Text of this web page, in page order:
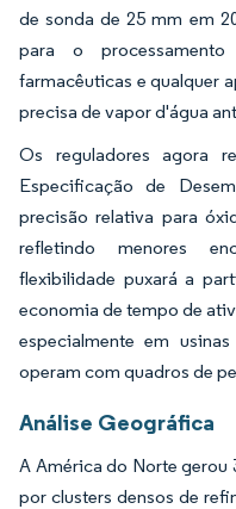
de sonda de 25 mm em
para o
farmacêuticas e qualquer
precisa de vapor d'água
Os reguladores agora
Especificação de
precisão relativa para
refletindo menores
flexibilidade puxará a
economia de tempo de
especialmente em
operam com quadros de
Análise Geográfica
A América do Norte gerou
por clusters densos de